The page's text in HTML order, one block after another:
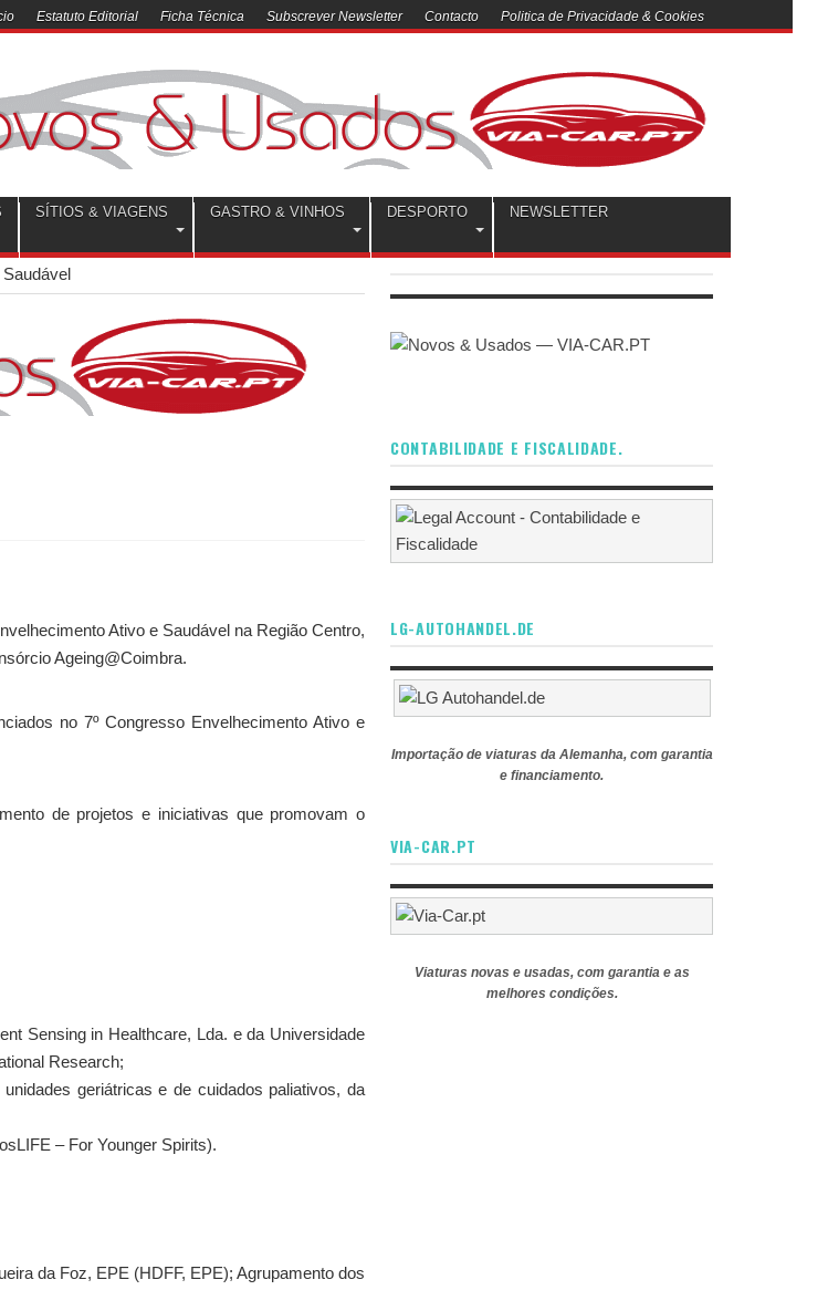
Estatuto Editorial Ficha Técnica Subscrever Newsletter Contacto Politica de Privacidade & Cookies
SÍTIOS & VIAGENS GASTRO & VINHOS DESPORTO NEWSLETTER
Ativo e Saudável na Região Centro,
Ageing@Coimbra.
no 7º Congresso Envelhecimento Ativo e
de projetos e iniciativas que promovam o
Sensing in Healthcare, Lda. e da Universidade
Research;
geriátricas e de cuidados paliativos, da
– For Younger Spirits).
da Foz, EPE (HDFF, EPE); Agrupamento dos
CONTABILIDADE E FISCALIDADE.
LG-AUTOHANDEL.DE
Importação de viaturas da Alemanha, com garantia
e financiamento.
VIA-CAR.PT
Viaturas novas e usadas, com garantia e as
melhores condições.